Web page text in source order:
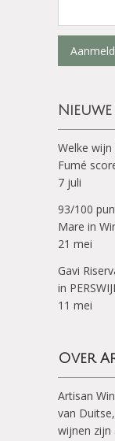
Welke wijn
Fumé
7 juli
93/100
Mare in
21 mei
Gavi
in
11 mei
Over
Artisan
van
wijnen zijn